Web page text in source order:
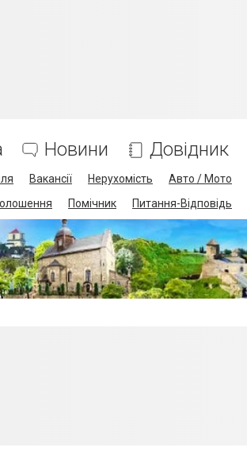
Новини Довідник
Вакансії Нерухомість Авто / Мото
Помічник Питання-Відповідь